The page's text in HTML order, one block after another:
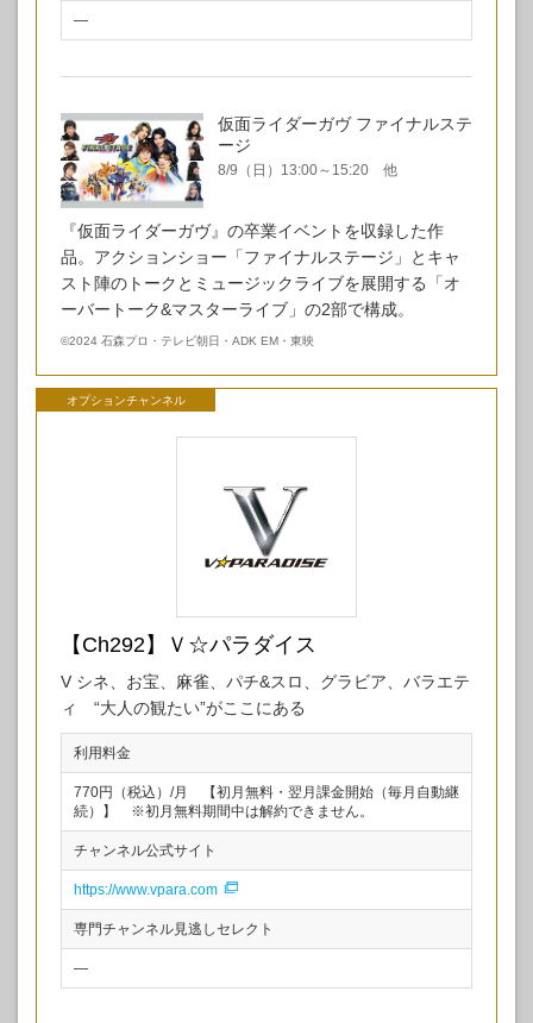
—
仮面ライダーガヴ ファイナルステ
ージ
8/9（日）13:00～15:20 他
『仮面ライダーガヴ』の卒業イベントを収録した作
品。アクションショー「ファイナルステージ」とキャ
スト陣のトークとミュージックライブを展開する「オ
ーバートーク&マスターライブ」の2部で構成。
©2024 石森プロ・テレビ朝日・ADK EM・東映
【Ch292】Ｖ☆パラダイス
オプションチャンネル
V シネ、お宝、麻雀、パチ&スロ、グラビア、バラエテ
ィ “大人の観たい”がここにある
利用料金
770円（税込）/月 【初月無料・翌月課金開始（毎月自動継
続）】 ※初月無料期間中は解約できません。
チャンネル公式サイト
https://www.vpara.com
専門チャンネル見逃しセレクト
—